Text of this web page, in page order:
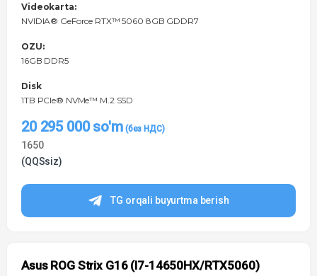
Videokarta:
NVIDIA® GeForce RTX™ 5060 8GB GDDR7
OZU:
16GB DDR5
Disk
1TB PCIe® NVMe™ M.2 SSD
20 295 000so'm
1650
(QQSsiz)
TG orqali buyurtma berish
Asus ROG Strix G16 (I7-14650HX/RTX5060)